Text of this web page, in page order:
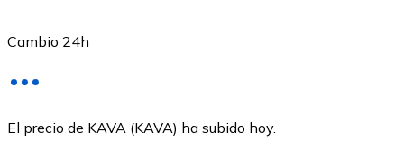
USDC
Cambio 24h
El precio de KAVA (KAVA) ha subido hoy.